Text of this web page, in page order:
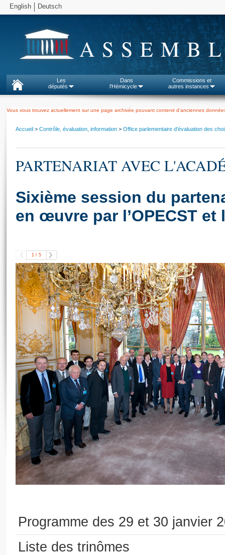
English Deutsch
Les
députés
Dans
l'Hémicycle
Commissions et
autres instances
Vous vous trouvez actuellement sur une page archivée pouvant contenir d'anciennes
Accueil > Contrôle, évaluation, information > Office parlementaire d'évaluation des
PARTENARIAT AVEC
Sixième session du
en œuvre par l’OPECST et
1 / 5
Programme des 29 et 30 janvier
Liste des trinômes